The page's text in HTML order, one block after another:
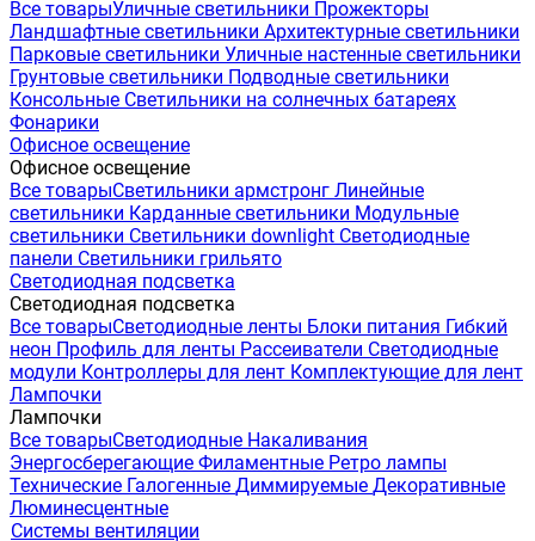
Все товарыУличные светильники Прожекторы
Ландшафтные светильники Архитектурные светильники
Парковые светильники Уличные настенные светильники
Грунтовые светильники Подводные светильники
Консольные Светильники на солнечных батареях
Фонарики
Офисное освещение
Офисное освещение
Все товарыСветильники армстронг Линейные
светильники Карданные светильники Модульные
светильники Светильники downlight Светодиодные
панели Светильники грильято
Светодиодная подсветка
Светодиодная подсветка
Все товарыСветодиодные ленты Блоки питания Гибкий
неон Профиль для ленты Рассеиватели Светодиодные
модули Контроллеры для лент Комплектующие для лент
Лампочки
Лампочки
Все товарыСветодиодные Накаливания
Энергосберегающие Филаментные Ретро лампы
Технические Галогенные Диммируемые Декоративные
Люминесцентные
Системы вентиляции